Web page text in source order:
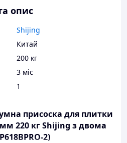
опис
Shijing
Китай
200 кг
3 міс
1
присоска для плитки
мм 220 кг Shijing з двома
2)